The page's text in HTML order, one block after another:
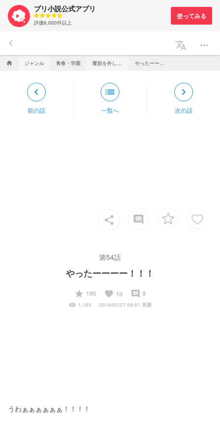
プリ小説公式アプリ
評価6,000件以上
keyboard_arrow_left translate more_horiz
home ジャンル 青春・学園
keyboard_arrow_left
前の話
list
一覧へ
keyboard_arrow_right
次の話
share insert_comment
第54話
やったーーーー！！！
start
190 favorite 10 insert_comment 9
visibility 1,184 2019/02/27 09:51 更新
うわぁぁぁぁぁぁ！！！！